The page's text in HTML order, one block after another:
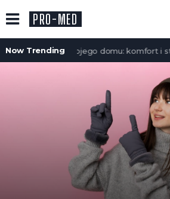
PRO-MED
Now Trending
Meble do Twojego domu: komfort i